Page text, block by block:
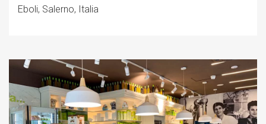
Eboli, Salerno, Italia